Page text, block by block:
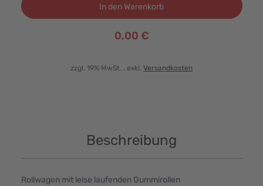
In den Warenkorb
0,00 €
zzgl. 19% MwSt. , exkl. Versandkosten
Beschreibung
Rollwagen mit leise laufenden Gummirollen